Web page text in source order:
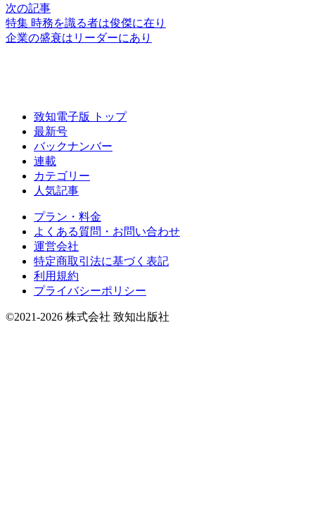
次の記事
特集 時務を識る者は俊傑に在り
企業の盛衰は リーダーにあり
致知電子版 トップ
最新号
バックナンバー
連載
カテゴリー
人気記事
プラン・料金
よくある質問・お問い合わせ
運営会社
特定商取引法に基づく表記
利用規約
プライバシーポリシー
©2021-2026 株式会社 致知出版社